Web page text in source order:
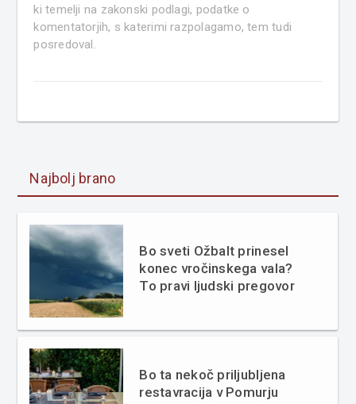
ki temelji na zakonski podlagi, podatke o
komentatorjih, s katerimi razpolagamo, tem tudi
posredoval.
Najbolj brano
Bo sveti Ožbalt prinesel
konec vročinskega vala?
To pravi ljudski pregovor
Bo ta nekoč priljubljena
restavracija v Pomurju